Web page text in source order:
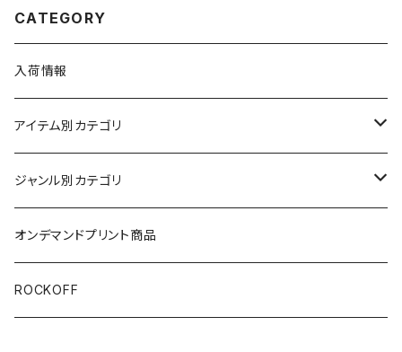
CATEGORY
入荷情報
アイテム別カテゴリ
半袖
ブラック/グレー系
ホワイト
長袖
キッズ
ジャンル別カテゴリ
オリジナルデザイン
スカルファミリー
映画Ｔシャツ
オンデマンドプリント商品
ROCKOFF